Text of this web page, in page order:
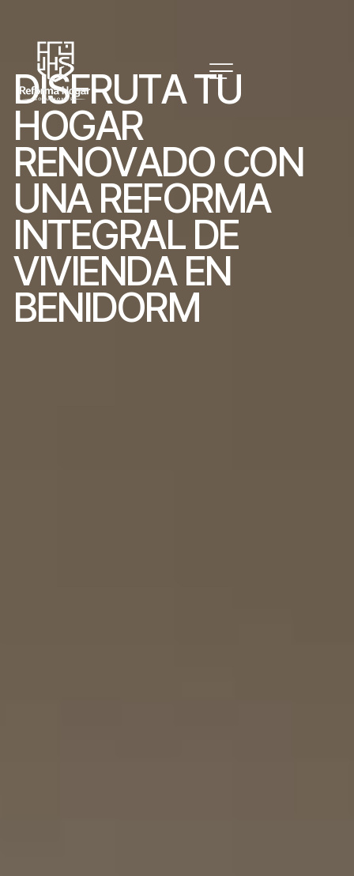
DISFRUTATU
HOGAR
RENOVADO CON
UNA REFORMA
INTEGRAL DE
VIVIENDA EN
BENIDORM